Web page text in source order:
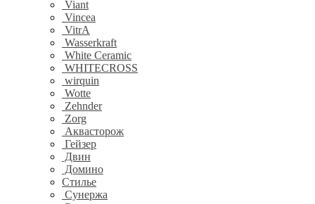
Viant
Vincea
VitrA
Wasserkraft
White Ceramic
WHITECROSS
wirquin
Wotte
Zehnder
Zorg
Аквасторож
Гейзер
Двин
Домино
Стилье
Сунержа